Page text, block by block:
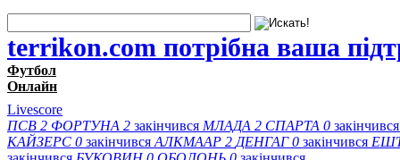
terrikon.com потрібна ваша
Футбол
Онлайн
Livescore
ПСВ 2 ФОРТУНА 2 закінчився МЛАДА 2 СПАРТА 0
КАЙЗЕРС 0 закінчився АЛКМААР 2 ДЕНГАГ 0 закінчився